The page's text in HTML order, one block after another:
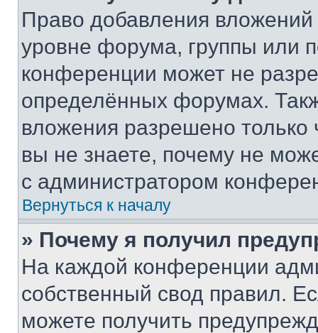
Право добавления
уровне форума, группы или
конференции может не
определённых форумах.
вложения разрешено
вы не знаете, почему не
с администратором
Вернуться к началу
» Почему я получил
На каждой конференции
собственный свод правил.
можете получить